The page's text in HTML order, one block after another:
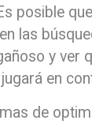
posible
las
y ver
en
de